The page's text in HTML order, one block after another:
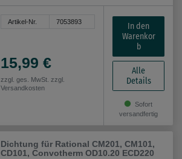
Artikel-Nr. 7053893
15,99 €
zzgl. ges. MwSt. zzgl.
Versandkosten
In den
Warenkor
b
Alle
Details
Sofort
versandfertig
Dichtung für Rational CM201, CM101,
CD101, Convotherm OD10.20 ECD220